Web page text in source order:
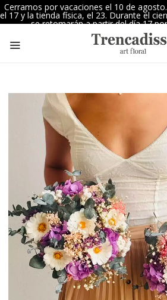
Cerramos por vacaciones el 10 de
el 17 y la tienda física, el 23. Durante el
se retomarán a partir del día 17